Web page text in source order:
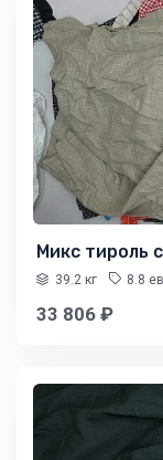
Микс тироль
39.2 кг 8.8
33 806 ₽